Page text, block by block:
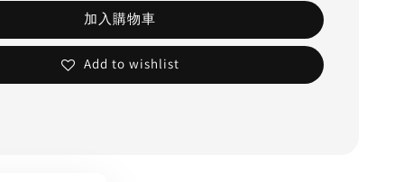
加入購物車
Add to wishlist